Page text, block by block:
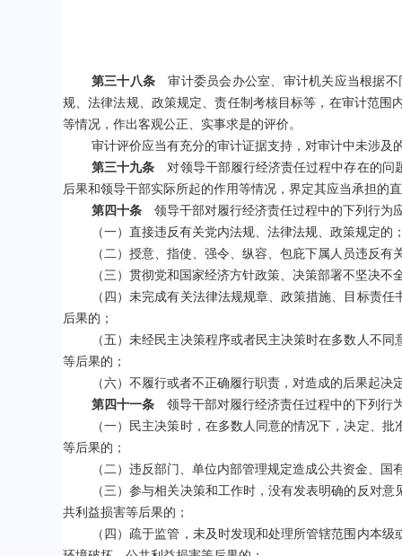
第三十八条 审计委员会办公室、审计机关应当根据不
规、法律法规、政策规定、责任制考核目标等，在审计范
等情况，作出客观公正、实事求是的评价。
审计评价应当有充分的审计证据支持，对审计中未涉及
第三十九条 对领导干部履行经济责任过程中存在的问
后果和领导干部实际所起的作用等情况，界定其应当承担的
第四十条 领导干部对履行经济责任过程中的下列行为
（一）直接违反有关党内法规、法律法规、政策规定的
（二）授意、指使、强令、纵容、包庇下属人员违反
（三）贯彻党和国家经济方针政策、决策部署不坚决
（四）未完成有关法律法规规章、政策措施、目标责
后果的；
（五）未经民主决策程序或者民主决策时在多数人不
等后果的；
（六）不履行或者不正确履行职责，对造成的后果起决
第四十一条 领导干部对履行经济责任过程中的下列行
（一）民主决策时，在多数人同意的情况下，决定、
等后果的；
（二）违反部门、单位内部管理规定造成公共资金、
（三）参与相关决策和工作时，没有发表明确的反对
共利益损害等后果的；
（四）疏于监管，未及时发现和处理所管辖范围内本